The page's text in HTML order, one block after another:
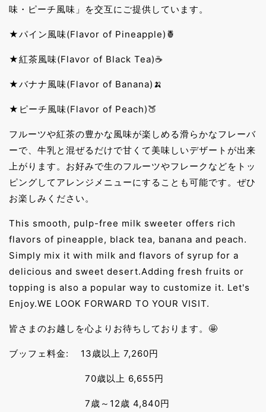
味・ピーチ風味」を交互にご提供しています。
★パイン風味(Flavor of Pineapple)🍍
★紅茶風味(Flavor of Black Tea)☕️
★バナナ風味(Flavor of Banana)🍌
★ピーチ風味(Flavor of Peach)🍑
フルーツや紅茶の豊かな風味が楽しめる滑らかなフレーバ
ーで、牛乳と混ぜるだけで甘くて美味しいデザートが出来
上がります。お好みで生のフルーツやフレークなどをトッ
ピングしてアレンジメニューにすることも可能です。ぜひ
お楽しみください。
This smooth, pulp-free milk sweeter offers rich
flavors of pineapple, black tea, banana and peach.
Simply mix it with milk and flavors of syrup for a
delicious and sweet desert.Adding fresh fruits or
topping is also a popular way to customize it. Let's
Enjoy.WE LOOK FORWARD TO YOUR VISIT.
皆さまのお越しを心よりお待ちしております。🤩
ブッフェ料金: 13歳以上 7,260円
70歳以上 6,655円
7歳～12歳 4,840円